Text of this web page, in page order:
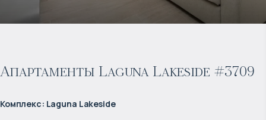
Апартаменты Laguna Lakeside #3709
Комплекс: Laguna Lakeside